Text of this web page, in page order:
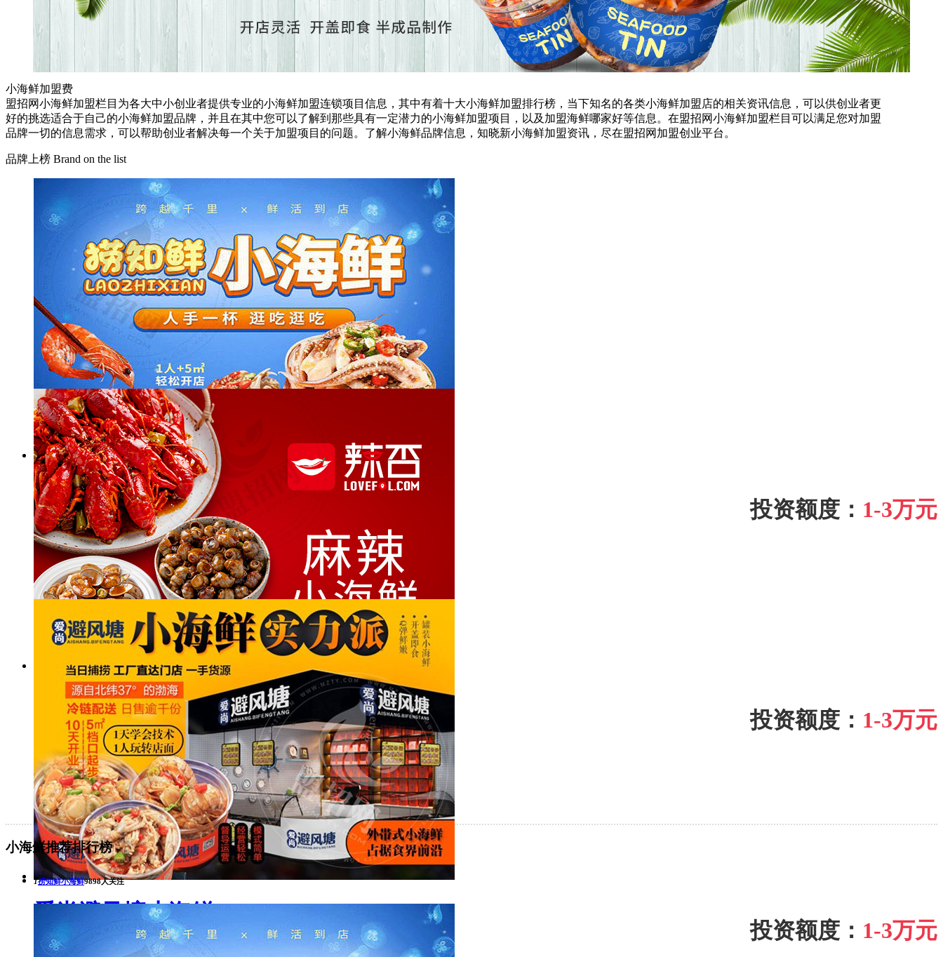
小海鲜加盟费
盟招网小海鲜加盟栏目为各大中小创业者提供专业的小海鲜加盟连锁项目信息，其中有着十大小海鲜加盟排行榜，当下知名的各类小海鲜加盟店的相关资讯信息，可以供创业者更
好的挑选适合于自己的小海鲜加盟品牌，并且在其中您可以了解到那些具有一定潜力的小海鲜加盟项目，以及加盟海鲜哪家好等信息。在盟招网小海鲜加盟栏目可以满足您对加盟
品牌一切的信息需求，可以帮助创业者解决每一个关于加盟项目的问题。了解小海鲜品牌信息，知晓新小海鲜加盟资讯，尽在盟招网加盟创业平台。
品牌上榜 Brand on the list
捞知鲜小海鲜
投资额度： 1-3万元
公司名称：捞知鲜小海鲜加盟总部
点击查看加盟费详情
辣否麻辣小海鲜
投资额度： 1-3万元
公司名称：青岛辣否麻辣餐饮管理有限公司
点击查看加盟费详情
爱尚避风塘小海鲜
投资额度： 1-3万元
公司名称： 爱尚避风塘小海鲜加盟总部
小海鲜推荐排行榜
1捞知鲜小海鲜9898人关注